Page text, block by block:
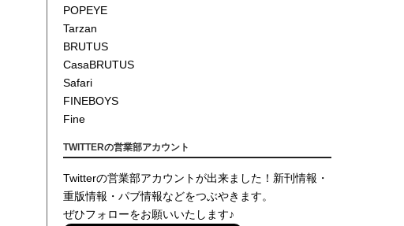
POPEYE
Tarzan
BRUTUS
CasaBRUTUS
Safari
FINEBOYS
Fine
TWITTERの営業部アカウント
Twitterの営業部アカウントが出来ました！新刊情報・
重版情報・パブ情報などをつぶやきます。
ぜひフォローをお願いいたします♪